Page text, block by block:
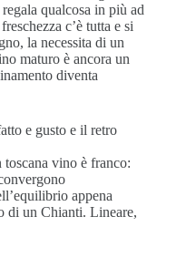
qualcosa in più ad
c’è tutta e si
la necessita di un
maturo è ancora un
diventa
e gusto e il retro
vino è franco:
appena
di un Chianti. Lineare,